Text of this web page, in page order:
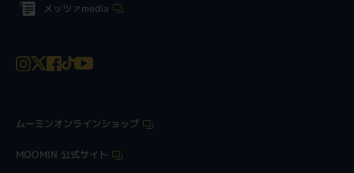
メッツァmedia
ムーミンオンラインショップ
MOOMIN 公式サイト